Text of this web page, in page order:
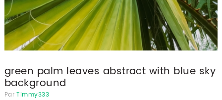
green palm leaves abstract with blue sky
background
Par Timmy333